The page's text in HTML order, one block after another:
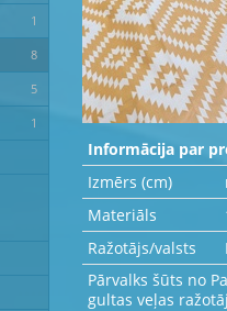
1
8
5
1
Informācija par
Izmērs (cm)
Materiāls
Ražotājs/valsts
Pārvalks šūts no
gultas veļas